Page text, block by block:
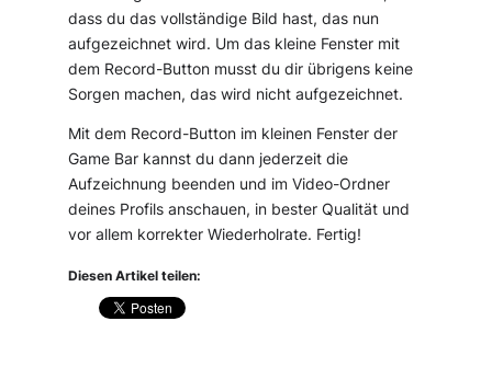
dass du das vollständige Bild hast, das nun
aufgezeichnet wird. Um das kleine Fenster mit
dem Record-Button musst du dir übrigens keine
Sorgen machen, das wird nicht aufgezeichnet.
Mit dem Record-Button im kleinen Fenster der
Game Bar kannst du dann jederzeit die
Aufzeichnung beenden und im Video-Ordner
deines Profils anschauen, in bester Qualität und
vor allem korrekter Wiederholrate. Fertig!
Diesen Artikel teilen: